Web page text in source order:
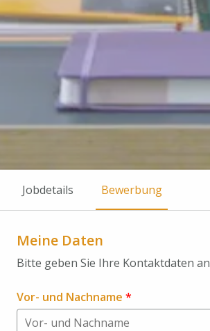
Jobdetails Bewerbung
Meine Daten
Bitte geben Sie Ihre Kontaktdaten an
Vor- und Nachname *